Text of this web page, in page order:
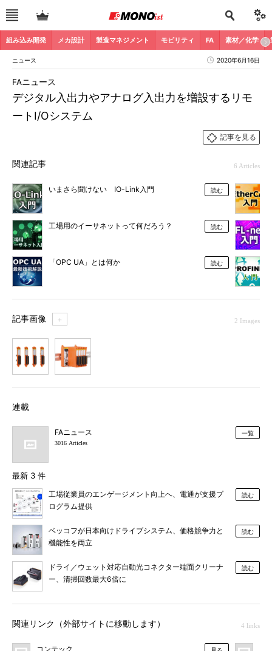
組み込み開発 メカ設計 製造マネジメント モビリティ FA 素材／化学
ニュース 2020年6月16日
デジタル入出力やアナログ入出力を増設するリモ
ートI/Oシステム
FAニュース
記事を見る
関連記事 6 Articles
いまさら聞けない IO-Link入門 読む
工場用のイーサネットって何だろう？ 読む
「OPC UA」とは何か 読む
記事画像 ＋ 2 Images
連載
FAニュース
3016 Articles
一覧
最新 3 件
工場従業員のエンゲージメント向上へ、電通が支援プ
ログラム提供
読む
ベッコフが日本向けドライブシステム、価格競争力と
機能性を両立
読む
ドライ／ウェット対応自動光コネクター端面クリーナ
ー、清掃回数最大6倍に
読む
関連リンク（外部サイトに移動します） 4 links
コンテック